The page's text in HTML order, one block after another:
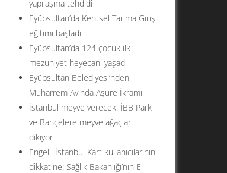
yapılaşma tehdidi
Eyüpsultan’da Kentsel Tarıma Giriş
eğitimi başladı
Eyüpsultan’da 124 çocuk ilk
mezuniyet heyecanı yaşadı
Eyüpsultan Belediyesi’nden
Muharrem Ayında Aşure İkramı
İstanbul meyve verecek: İBB Park
ve Bahçelere meyve ağaçları
dikiyor
Engelli İstanbul Kart kullanıcılarının
dikkatine: Sağlık Bakanlığı’nın E-